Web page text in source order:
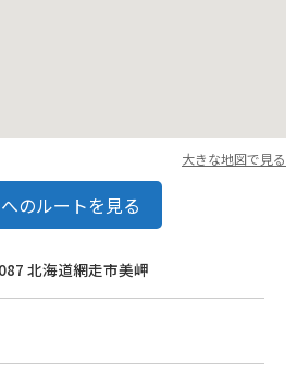
大きな地図で見る
のルートを見る
北海道網走市美岬